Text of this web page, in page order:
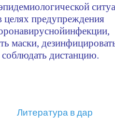
целях предупреждения
инфекции,
маски,
дистанцию.
Литература в дар